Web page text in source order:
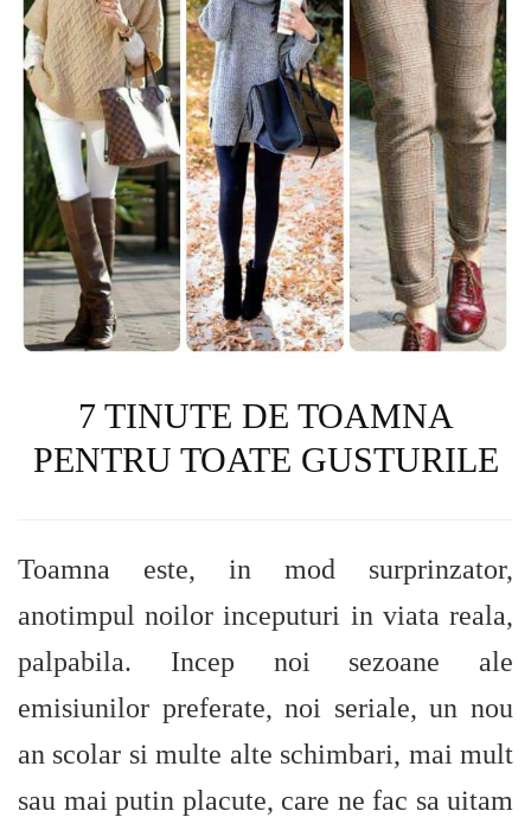
7 TINUTE DE TOAMNA
PENTRU TOATE GUSTURILE
Toamna este, in mod surprinzator,
anotimpul noilor inceputuri in viata reala,
palpabila. Incep noi sezoane ale
emisiunilor preferate, noi seriale, un nou
an scolar si multe alte schimbari, mai mult
sau mai putin placute, care ne fac sa uitam